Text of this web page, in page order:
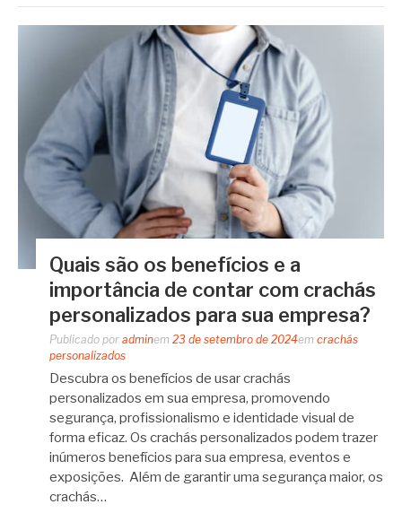
Quais são os benefícios e a
importância de contar com crachás
personalizados para sua empresa?
Publicado por adminem 23 de setembro de 2024em crachás
personalizados
Descubra os benefícios de usar crachás
personalizados em sua empresa, promovendo
segurança, profissionalismo e identidade visual de
forma eficaz. Os crachás personalizados podem trazer
inúmeros benefícios para sua empresa, eventos e
exposições. Além de garantir uma segurança maior, os
crachás…